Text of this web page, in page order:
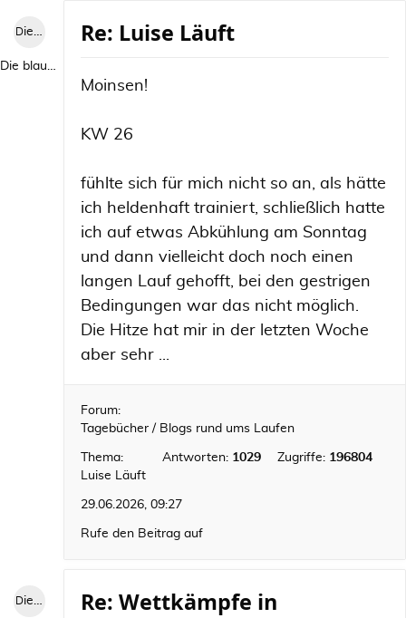
Die blaue Luise
Die blaue Luise
Re: Luise Läuft
Moinsen!
KW 26
fühlte sich für mich nicht so an, als hätte
ich heldenhaft trainiert, schließlich hatte
ich auf etwas Abkühlung am Sonntag
und dann vielleicht doch noch einen
langen Lauf gehofft, bei den gestrigen
Bedingungen war das nicht möglich.
Die Hitze hat mir in der letzten Woche
aber sehr ...
Forum:
Tagebücher / Blogs rund ums Laufen
Thema:
Luise Läuft
Antworten: 1029 Zugriffe: 196804
29.06.2026, 09:27
Rufe den Beitrag auf
Die blaue Luise
Re: Wettkämpfe in